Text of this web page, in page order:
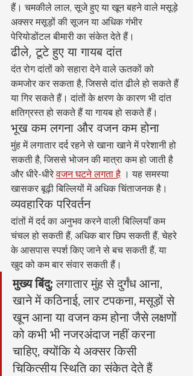
हैं। चमकीले लाल, सूजे हुए या खून बहने वाले मसूड़े
अक्सर मसूड़ों की सूजन या अधिक गंभीर
पेरियोडोंटल बीमारी का संकेत देते हैं।
ढीले, टूटे हुए या गायब दांत
दंत रोग दांतों को सहारा देने वाले ऊतकों को
कमजोर कर सकता है, जिससे दांत ढीले हो सकते हैं
या गिर सकते हैं। दांतों के क्षरण के कारण भी दांत
क्षतिग्रस्त हो सकते हैं या गायब हो सकते हैं।
भूख कम लगना और वजन कम होना
मुंह में लगातार दर्द रहने से खाना खाने में परेशानी हो
सकती है, जिससे भोजन की मात्रा कम हो जाती है
और धीरे-धीरे वजन घटने लगता है । यह समस्या
खासकर बूढ़ी बिल्लियों में अधिक चिंताजनक है।
व्यवहारिक परिवर्तन
दांतों में दर्द का अनुभव करने वाली बिल्लियाँ कम
चंचल हो सकती हैं, अधिक बार छिप सकती हैं, चेहरे
के आसपास स्पर्श किए जाने से बच सकती हैं, या
खुद को कम बार संवार सकती हैं।
मुख्य बिंदु: लगातार मुंह से दुर्गंध आना,
खाने में कठिनाई, लार टपकना, मसूड़ों से
खून आना या वजन कम होना जैसे लक्षणों
को कभी भी नजरअंदाज नहीं करना
चाहिए, क्योंकि ये अक्सर किसी
चिकित्सीय स्थिति का संकेत देते हैं